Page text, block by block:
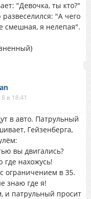
"Девочка, ты кто?"
"А чего
смешная, я нелепая".
в 18:41
в авто. Патрульный
Гейзенберга,
вы двигались?
нахожусь!
ограничением в 35.
знаю где я!
и патрульный просит